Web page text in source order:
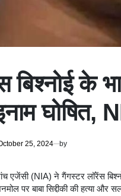
बिश्नोई के
घोषित,
25, 2024 by
एजेंसी (NIA) ने गैंगस्टर लॉरेंस
पर बाबा सिद्दीकी की हत्या